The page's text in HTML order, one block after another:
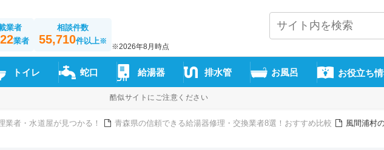
業者
業者
相談件数
55,710件以上※
※2026年8月時点
トイレ 蛇口 給湯器 排水管 お風呂 お役立ち
酷似サイトにご注意ください
業者・水道屋が見つかる！ 青森県の信頼できる給湯器修理・交換業者8選！おすすめ比較
風間浦村